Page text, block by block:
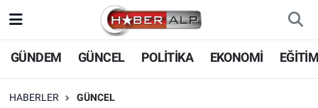
GÜNDEM GÜNCEL POLİTİKA EKONOMİ
HABERLER GÜNCEL
Nöbetçi Eczaneler
Hava Durumu